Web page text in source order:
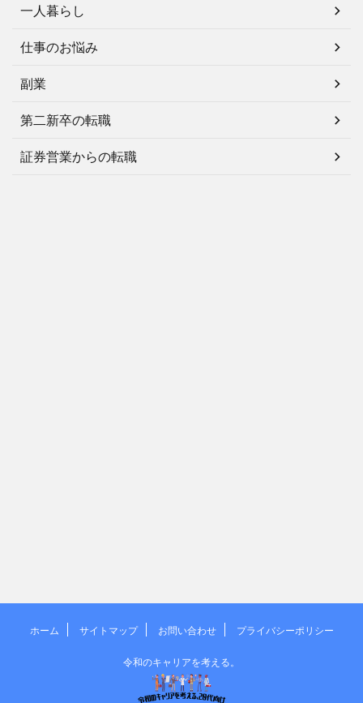
一人暮らし
仕事のお悩み
副業
第二新卒の転職
証券営業からの転職
ホーム サイトマップ お問い合わせ プライバシーポリシー
令和のキャリアを考える。